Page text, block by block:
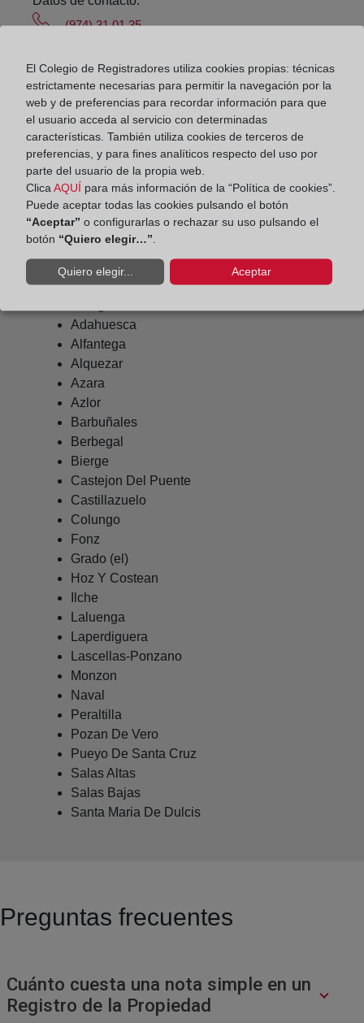
(974) 31 01 35
Datos del Registrador:
Ángel Ramon Serrat Zubillaga
Delegado de Protección de Datos:
dpo@corpme.es
Otros municipios incluidos en el
distrito hipotecario
Adahuesca
Alfantega
Alquezar
Azara
Azlor
Barbuñales
Berbegal
Bierge
Castejon Del Puente
Castillazuelo
Colungo
Fonz
Grado (el)
Hoz Y Costean
Ilche
Laluenga
Laperdiguera
Lascellas-Ponzano
Monzon
Naval
Peraltilla
Pozan De Vero
Pueyo De Santa Cruz
Salas Altas
Salas Bajas
Santa Maria De Dulcis
Preguntas frecuentes
Cuánto cuesta una nota simple en un
Registro de la Propiedad
El Colegio de Registradores utiliza cookies propias: técnicas
estrictamente necesarias para permitir la navegación por la
web y de preferencias para recordar información para que
el usuario acceda al servicio con determinadas
características. También utiliza cookies de terceros de
preferencias, y para fines analíticos respecto del uso por
parte del usuario de la propia web.
Clica AQUÍ para más información de la “Política de cookies”.
Puede aceptar todas las cookies pulsando el botón
“Aceptar” o configurarlas o rechazar su uso pulsando el
botón “Quiero elegir…”
Quiero elegir... Aceptar